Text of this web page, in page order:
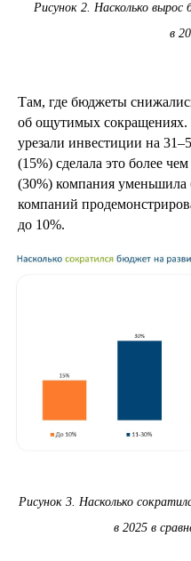
Рисунок 2. Насколько
в
Там, где бюджеты
об ощутимых
урезали инвестиции на
(15%) сделала это более
(30%) компания
компаний
до 10%.
Рисунок 3. Насколько
в 2025 в